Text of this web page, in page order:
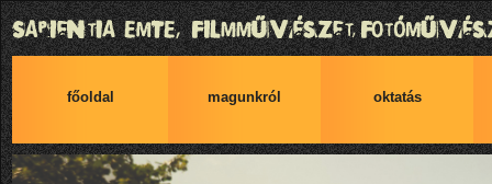
főoldal magunkról oktatás